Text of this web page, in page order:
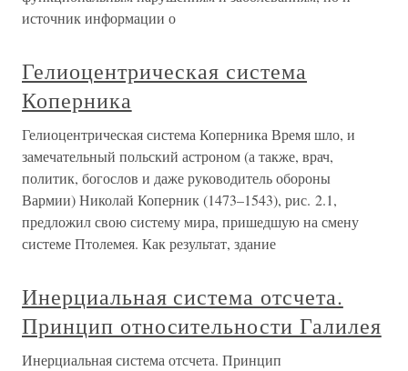
источник информации о
Гелиоцентрическая система
Коперника
Гелиоцентрическая система Коперника Время шло, и
замечательный польский астроном (а также, врач,
политик, богослов и даже руководитель обороны
Вармии) Николай Коперник (1473–1543), рис. 2.1,
предложил свою систему мира, пришедшую на смену
системе Птолемея. Как результат, здание
Инерциальная система отсчета.
Принцип относительности Галилея
Инерциальная система отсчета. Принцип